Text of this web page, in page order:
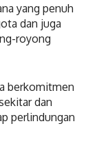
yang penuh
dan juga
royong
berkomitmen
dan
perlindungan